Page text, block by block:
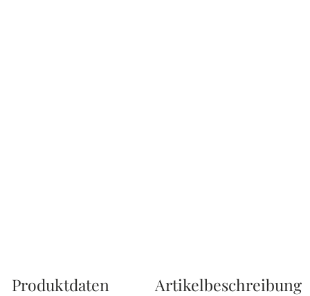
Produktdaten Artikelbeschreibung